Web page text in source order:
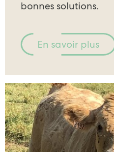
bonnes solutions.
En savoir plus